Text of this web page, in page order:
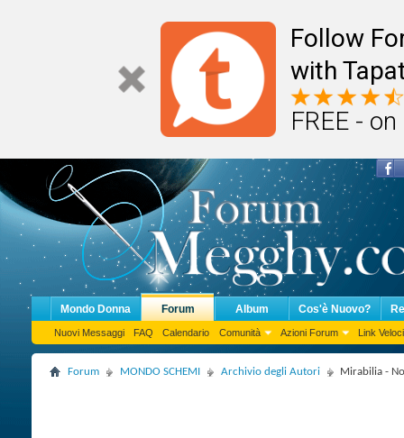
Follow
with
FREE -
Mondo Donna Forum
Nuovi Messaggi FAQ Calendario Comunità Azioni Forum Link Veloci
Album Cos'è Nuovo?
Forum MONDO SCHEMI Archivio degli Autori Mirabilia -